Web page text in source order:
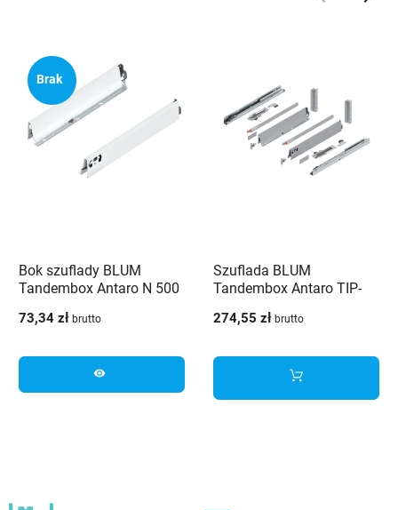
Poprzedni
Brak
Bok szuflady BLUM
Tandembox Antaro N 500
378N5002SA
73,34 zł brutto
visibility
Szuflada BLUM
Tandembox Antaro TIP-
wysoka H-199 szara 65kg
274,55 zł brutto